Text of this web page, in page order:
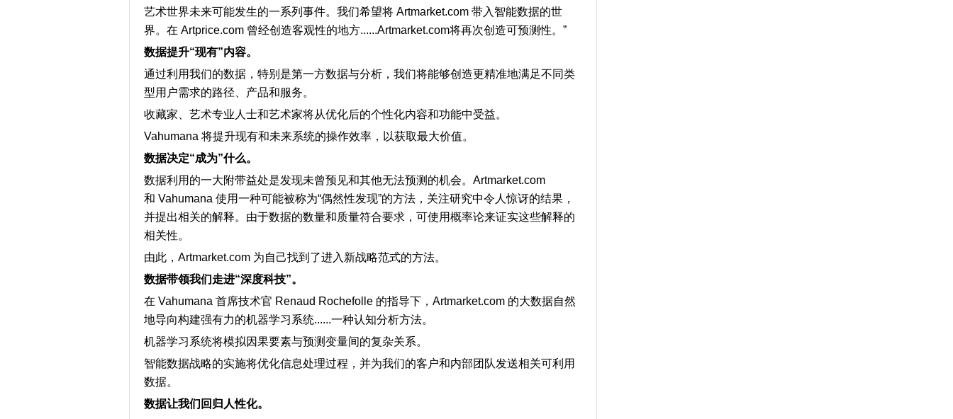
艺术世界未来可能发生的一系列事件。我们希望将 Artmarket.com 带入智能数据的世
界。在 Artprice.com 曾经创造客观性的地方......Artmarket.com将再次创造可预测性。”
数据提升“现有”内容。
通过利用我们的数据，特别是第一方数据与分析，我们将能够创造更精准地满足不同类
型用户需求的路径、产品和服务。
收藏家、艺术专业人士和艺术家将从优化后的个性化内容和功能中受益。
Vahumana 将提升现有和未来系统的操作效率，以获取最大价值。
数据决定“成为”什么。
数据利用的一大附带益处是发现未曾预见和其他无法预测的机会。Artmarket.com
和 Vahumana 使用一种可能被称为“偶然性发现”的方法，关注研究中令人惊讶的结果，
并提出相关的解释。由于数据的数量和质量符合要求，可使用概率论来证实这些解释的
相关性。
由此，Artmarket.com 为自己找到了进入新战略范式的方法。
数据带领我们走进“深度科技”。
在 Vahumana 首席技术官 Renaud Rochefolle 的指导下，Artmarket.com 的大数据自然
地导向构建强有力的机器学习系统......一种认知分析方法。
机器学习系统将模拟因果要素与预测变量间的复杂关系。
智能数据战略的实施将优化信息处理过程，并为我们的客户和内部团队发送相关可利用
数据。
数据让我们回归人性化。